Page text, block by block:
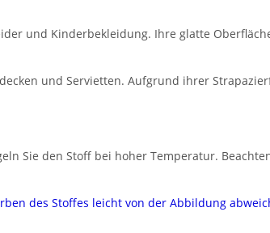
und Kinderbekleidung. Ihre glatte
und Servietten. Aufgrund ihrer
Sie den Stoff bei hoher Temperatur.
des Stoffes leicht von der Abbildung